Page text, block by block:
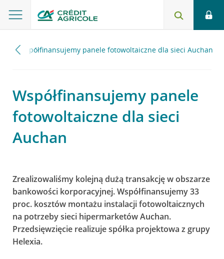
Współfinansujemy panele fotowoltaiczne dla sieci Auchan
Współfinansujemy panele
fotowoltaiczne dla sieci
Auchan
Zrealizowaliśmy kolejną dużą transakcję w obszarze
bankowości korporacyjnej. Współfinansujemy 33
proc. kosztów montażu instalacji fotowoltaicznych
na potrzeby sieci hipermarketów Auchan.
Przedsięwzięcie realizuje spółka projektowa z grupy
Helexia.